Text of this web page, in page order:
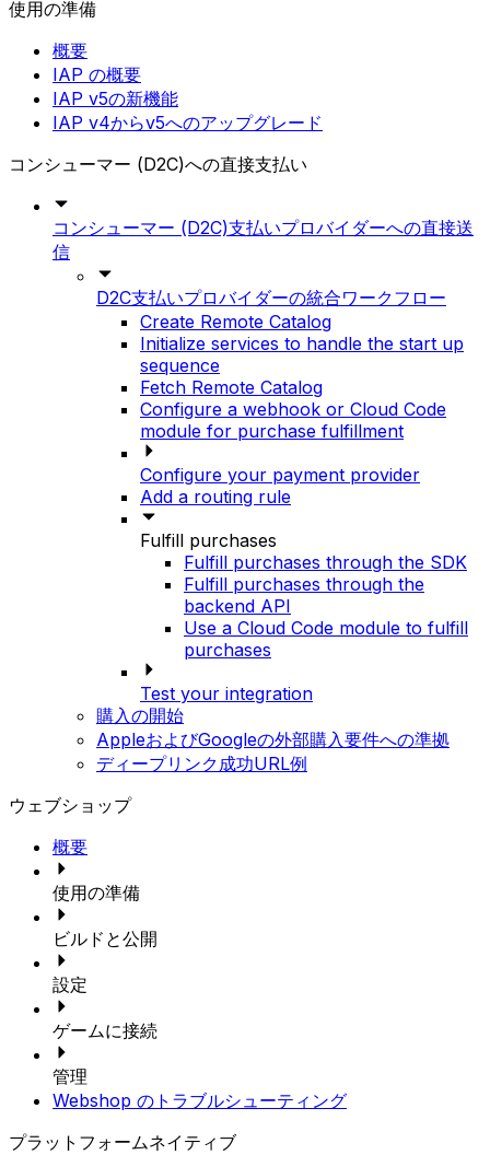
使用の準備
概要
IAP の概要
IAP v5の新機能
IAP v4からv5へのアップグレード
コンシューマー (D2C)への直接支払い
コンシューマー (D2C)支払いプロバイダーへの直接送
信
D2C支払いプロバイダーの統合ワークフロー
Create Remote Catalog
Initialize services to handle the start up
sequence
Fetch Remote Catalog
Configure a webhook or Cloud Code
module for purchase fulfillment
Configure your payment provider
Add a routing rule
Fulfill purchases
Fulfill purchases through the SDK
Fulfill purchases through the
backend API
Use a Cloud Code module to fulfill
purchases
Test your integration
購入の開始
AppleおよびGoogleの外部購入要件への準拠
ディープリンク成功URL例
ウェブショップ
概要
使用の準備
ビルドと公開
設定
ゲームに接続
管理
Webshop のトラブルシューティング
プラットフォームネイティブ